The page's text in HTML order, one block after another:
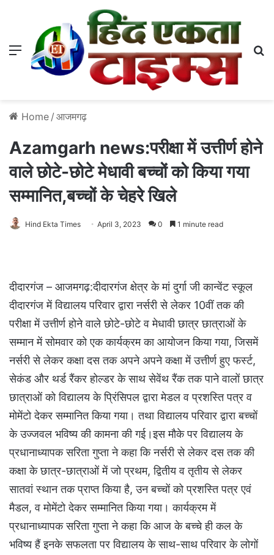
Menu
Home / आजमगढ़
Azamgarh news:परीक्षा में उत्तीर्ण होने
वाले छोटे-छोटे मेधावी बच्चों को किया गया
सम्मानित,बच्चों के चेहरे खिले
Hind Ekta Times April 3, 2023 0 1 minute read
दीदारगंज – आजमगढ़:दीदारगंज क्षेत्र के मां दुर्गा जी कान्वेंट स्कूल
दीदारगंज में विद्यालय परिवार द्वारा नर्सरी से लेकर 10वीं तक की
परीक्षा में उत्तीर्ण होने वाले छोटे-छोटे व मेधावी छात्र छात्राओं के
सम्मान में सोमवार को एक कार्यक्रम का आयोजन किया गया, जिसमें
नर्सरी से लेकर कक्षा दस तक अपने अपने कक्षा में उत्तीर्ण हुए फर्स्ट,
सेकंड और थर्ड रैंकर होल्डर के साथ सेवेंथ रैंक तक पाने वालों छात्र
छात्राओं को विद्यालय के प्रिंसिपल द्वारा मेडल व प्रशस्ति पत्र व
मोमेंटो देकर सम्मानित किया गया। तथा विद्यालय परिवार द्वारा बच्चों
के उज्जवल भविष्य की कामना की गई।इस मौके पर विद्यालय के
प्रधानाध्यापक सरिता गुप्ता ने कहा कि नर्सरी से लेकर दस तक की
कक्षा के छात्र-छात्राओं में जो प्रथम, द्वितीय व तृतीय से लेकर
सातवां स्थान तक प्राप्त किया है, उन बच्चों को प्रशस्ति पत्र एवं
मैडल, व मोमेंटो देकर सम्मानित किया गया। कार्यक्रम में
प्रधानाध्यापक सरिता गुप्ता ने कहा कि आज के बच्चे ही कल के
भविष्य हैं इनके सफलता पर विद्यालय के साथ-साथ परिवार के लोगों